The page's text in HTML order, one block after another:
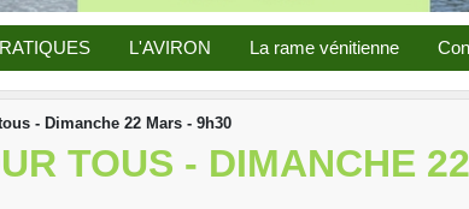
L'AVIRON La rame vénitienne
- Dimanche 22 Mars - 9h30
TOUS - DIMANCHE